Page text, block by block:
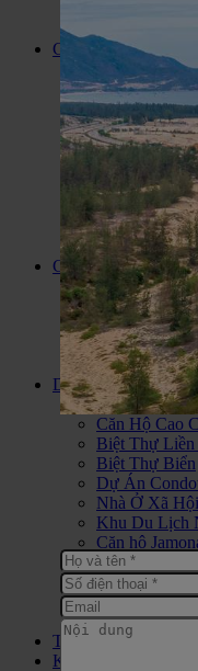
Cho thuê
Cho Thuê
Cho Thuê
Cho Thuê
Cho Thuê
Cho Thuê
Cho Thuê
Cho Thuê
Cho Thuê
Cho Thuê
Cho Thuê
Căn Hộ Quận 7
Cho Thuê
Bán căn hộ
Căn Hộ
Căn Hộ
Hoàng Anh
Dự án
Đất Nền Dự
Căn Hộ Cao
Biệt Thự
Biệt Thự Biển
Dự Án
Nhà Ở Xã Hội
Khu Du Lịch
Căn hộ
Bán nhà đất
Bán Khách
Khu Phức
Bán Nhà Đất
Thông tin
Kiến thức